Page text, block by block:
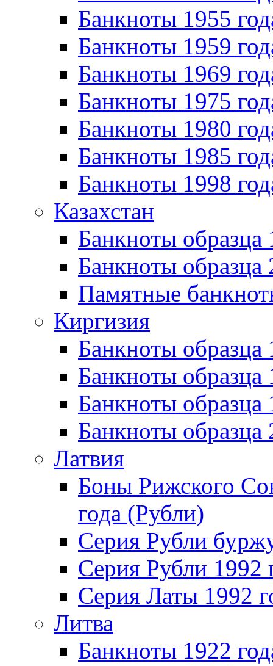
Банкноты 1955
Банкноты 1959
Банкноты 1969
Банкноты 1975
Банкноты 1980
Банкноты 1985
Банкноты 1998
Казахстан
Банкноты
Банкноты образца
Памятные
Киргизия
Банкноты образца
Банкноты образца
Банкноты
Банкноты
Латвия
Боны Рижского
года (Рубли)
Серия Рубли
Серия Рубли 1992
Серия Латы 1992
Литва
Банкноты 1922